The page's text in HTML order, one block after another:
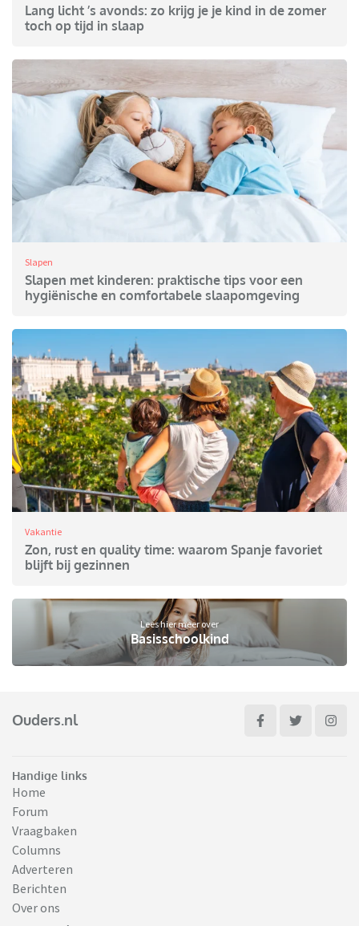
Lang licht ’s avonds: zo krijg je je kind in de zomer
toch op tijd in slaap
Slapen
Slapen met kinderen: praktische tips voor een
hygiënische en comfortabele slaapomgeving
Vakantie
Zon, rust en quality time: waarom Spanje favoriet
blijft bij gezinnen
Lees hier meer over
Basisschoolkind
Ouders.nl
Handige links
Home
Forum
Vraagbaken
Columns
Adverteren
Berichten
Over ons